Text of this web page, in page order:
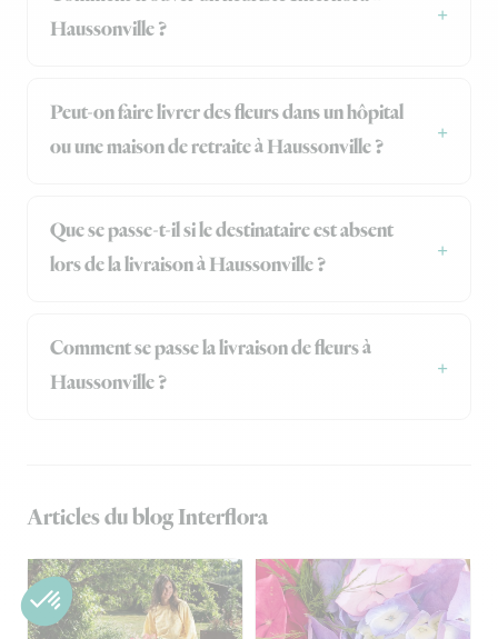
Haussonville ?
Peut-on faire livrer des fleurs dans un hôpital
ou une maison de retraite à Haussonville ?
Que se passe-t-il si le destinataire est absent
lors de la livraison à Haussonville ?
Comment se passe la livraison de fleurs à
Haussonville ?
Articles du blog Interflora